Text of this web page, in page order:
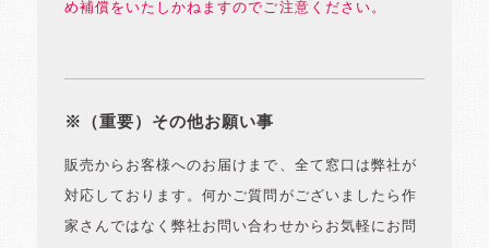
め補償をいたしかねますのでご注意ください。
※（重要）その他お願い事
販売からお客様へのお届けまで、全て窓口は弊社が
対応しております。何かご質問がございましたら作
家さんではなく弊社お問い合わせからお気軽にお問